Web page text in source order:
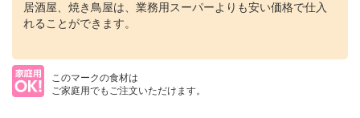
居酒屋、焼き鳥屋は、業務用スーパーよりも安い価格で仕入
れることができます。
このマークの食材は
ご家庭用でもご注文いただけます。